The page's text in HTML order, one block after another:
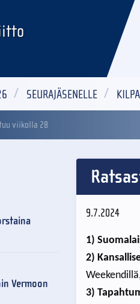
SEURAJÄSENELLE
viikolla 28
9.7.2024
1)
2)
3)
Vermoon